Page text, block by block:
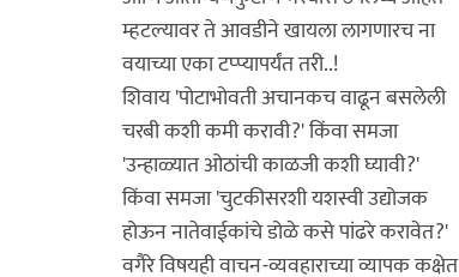
म्हटल्यावर ते आवडीने खायला लागणारच ना
वयाच्या एका टप्प्यापर्यंत तरी..!
शिवाय 'पोटाभोवती अचानकच वाढून बसलेली
चरबी कशी कमी करावी?' किंवा समजा
'उन्हाळ्यात ओठांची काळजी कशी घ्यावी?'
किंवा समजा 'चुटकीसरशी यशस्वी उद्योजक
होऊन नातेवाईकांचे डोळे कसे पांढरे करावेत?'
वगैरे विषयही वाचन-व्यवहाराच्या व्यापक कक्षेत